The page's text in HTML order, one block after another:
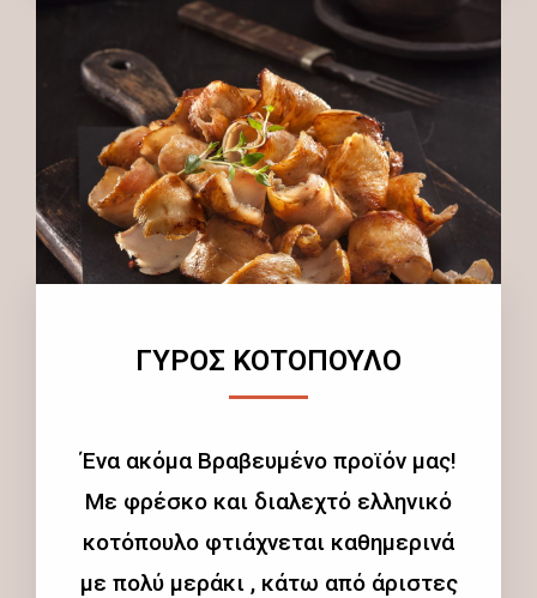
ΓΥΡΟΣ ΚΟΤΟΠΟΥΛΟ
Ένα ακόμα Βραβευμένο προϊόν μας!
Με φρέσκο και διαλεχτό ελληνικό
κοτόπουλο φτιάχνεται καθημερινά
με πολύ μεράκι , κάτω από άριστες